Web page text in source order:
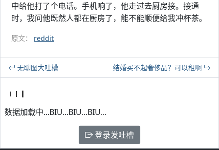
中给他打了个电话。手机响了，他走过去厨房接。接通
时，我问他既然人都在厨房了，能不能顺便给我冲杯茶。
原文： reddit
无聊图大吐槽 结婚买不起奢侈品？可以租啊
数据加载中...BIU...BIU...BIU...
登录发吐槽